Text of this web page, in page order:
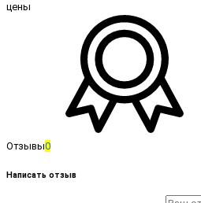
цены
Отзывы0
Написать отзыв